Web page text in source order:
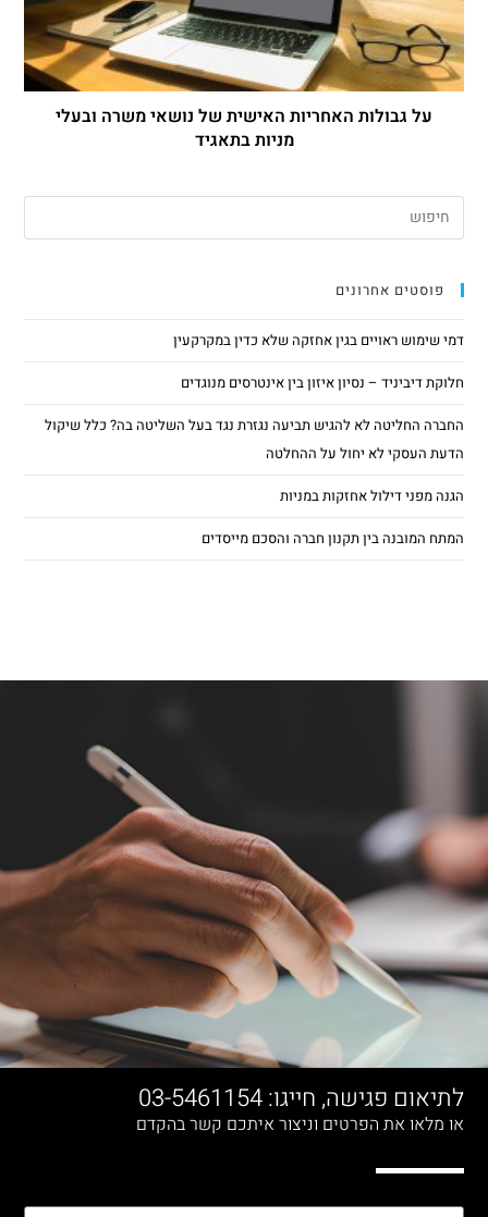
על גבולות האחריות האישית של נושאי משרה ובעלי
מניות בתאגיד
פוסטים אחרונים
דמי שימוש ראויים בגין אחזקה שלא כדין במקרקעין
חלוקת דיביניד – נסיון איזון בין אינטרסים מנוגדים
החברה החליטה לא להגיש תביעה נגזרת נגד בעל השליטה בה? כלל שיקול
הדעת העסקי לא יחול על ההחלטה
הגנה מפני דילול אחזקות במניות
המתח המובנה בין תקנון חברה והסכם מייסדים
לתיאום פגישה, חייגו: 03-5461154
או מלאו את הפרטים וניצור איתכם קשר בהקדם